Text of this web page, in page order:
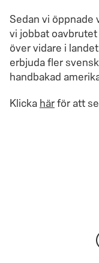
Sedan vi öppnade
vi jobbat
över vidare i
erbjuda fler
handbakad
Klicka härför att